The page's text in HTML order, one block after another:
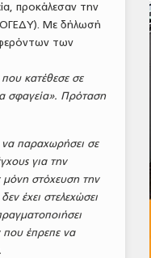
προκάλεσαν την
Με δήλωσή
των
κατέθεσε σε
σφαγεία». Πρόταση
να παραχωρήσει σε
για την
μόνη στόχευση την
έχει στελεχώσει
που έπρεπε να